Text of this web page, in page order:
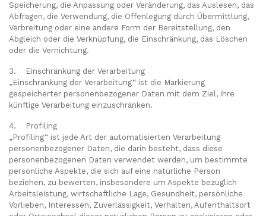
Speicherung, die Anpassung oder Veränderung, das Auslesen, das
Abfragen, die Verwendung, die Offenlegung durch Übermittlung,
Verbreitung oder eine andere Form der Bereitstellung, den
Abgleich oder die Verknüpfung, die Einschränkung, das Löschen
oder die Vernichtung.
3. Einschränkung der Verarbeitung
„Einschränkung der Verarbeitung“ ist die Markierung
gespeicherter personenbezogener Daten mit dem Ziel, ihre
künftige Verarbeitung einzuschränken.
4. Profiling
„Profiling“ ist jede Art der automatisierten Verarbeitung
personenbezogener Daten, die darin besteht, dass diese
personenbezogenen Daten verwendet werden, um bestimmte
persönliche Aspekte, die sich auf eine natürliche Person
beziehen, zu bewerten, insbesondere um Aspekte bezüglich
Arbeitsleistung, wirtschaftliche Lage, Gesundheit, persönliche
Vorlieben, Interessen, Zuverlässigkeit, Verhalten, Aufenthaltsort